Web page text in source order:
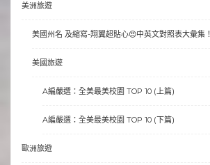
美洲旅遊
美國州名 及縮寫-翔翼超貼心😍中英文對照表大彙集！
美國旅遊
A編嚴選：全美最美校園 TOP 10 (上篇)
A編嚴選：全美最美校園 TOP 10 (下篇)
歐洲旅遊